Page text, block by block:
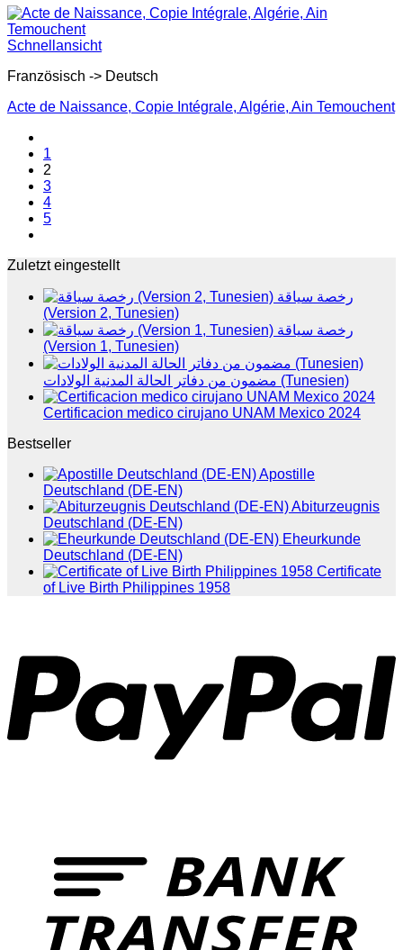
Schnellansicht
Französisch -> Deutsch
Acte de Naissance, Copie Intégrale, Algérie, Ain Temouchent
1
2
3
4
5
Zuletzt eingestellt
رخصة سياقة
(Version 2, Tunesien)
رخصة سياقة
(Version 1, Tunesien)
مضمون من دفاتر الحالة المدنية الولادات (Tunesien)
Certificacion medico cirujano UNAM Mexico 2024
Bestseller
Apostille
Deutschland (DE-EN)
Abiturzeugnis
Deutschland (DE-EN)
Eheurkunde
Deutschland (DE-EN)
Certificate
of Live Birth Philippines 1958